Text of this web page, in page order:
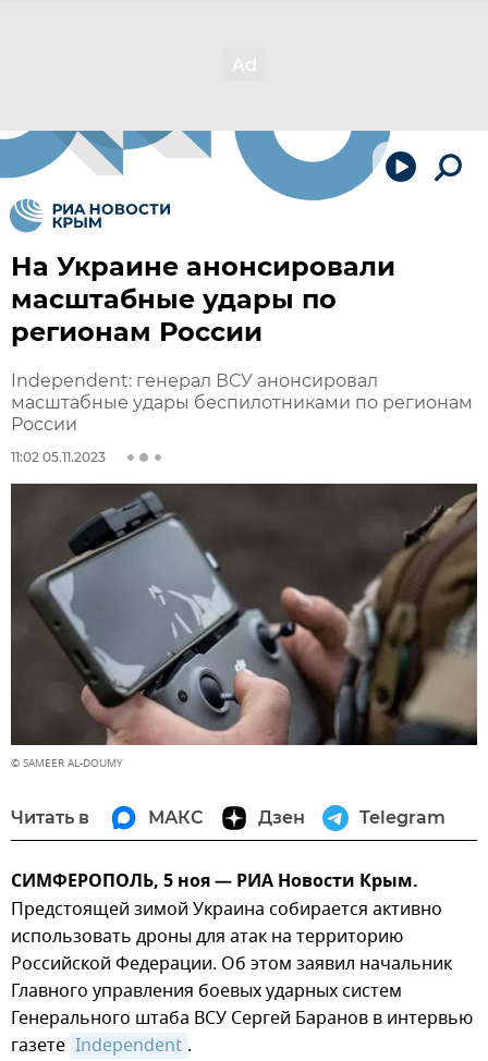
На Украине анонсировали
масштабные удары по
регионам России
Independent: генерал ВСУ анонсировал
масштабные удары беспилотниками по регионам
России
11:02 05.11.2023
© SAMEER AL-DOUMY
Читать в МАКС Дзен Telegram
СИМФЕРОПОЛЬ, 5 ноя — РИА Новости Крым.
Предстоящей зимой Украина собирается активно
использовать дроны для атак на территорию
Российской Федерации. Об этом заявил начальник
Главного управления боевых ударных систем
Генерального штаба ВСУ Сергей Баранов в интервью
газете Independent .